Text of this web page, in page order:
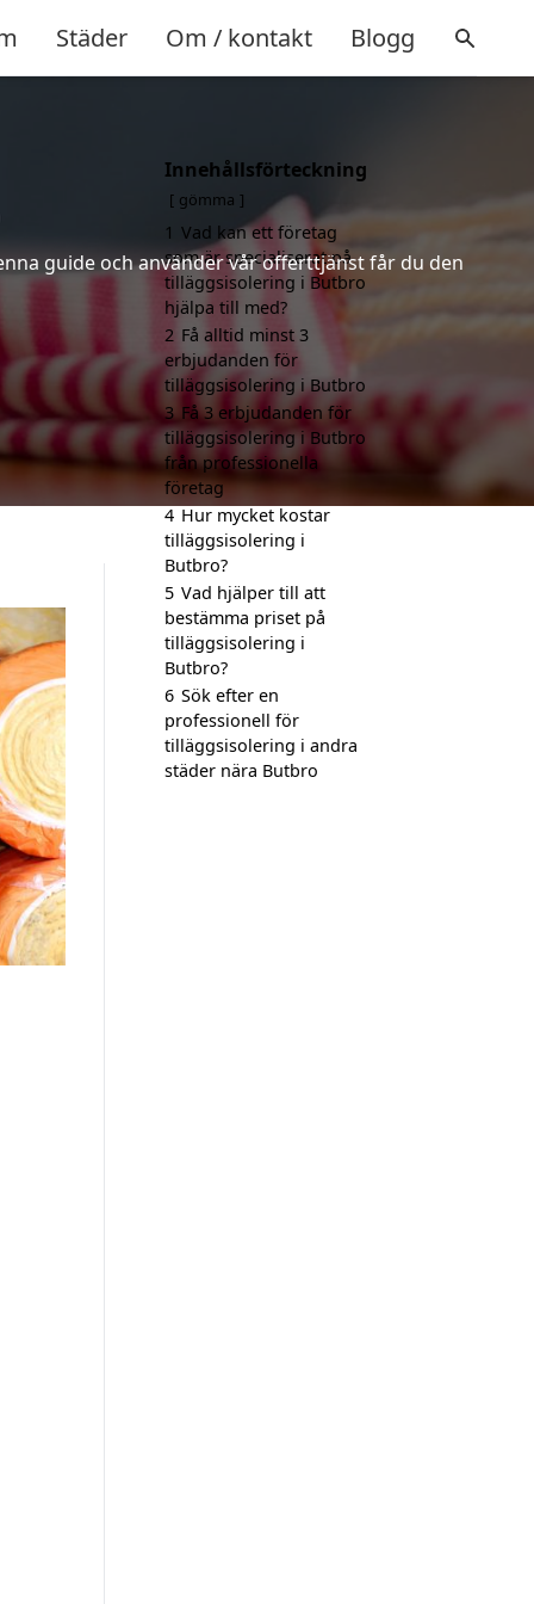
Städer Om / kontakt Blogg
guide och använder vår offerttjänst får du den
Innehållsförteckning
gömma
1 Vad kan ett företag
som är specialiserat på
tilläggsisolering i Butbro
hjälpa till med?
2 Få alltid minst 3
erbjudanden för
tilläggsisolering i Butbro
3 Få 3 erbjudanden för
tilläggsisolering i Butbro
från professionella
företag
4 Hur mycket kostar
tilläggsisolering i
Butbro?
5 Vad hjälper till att
bestämma priset på
tilläggsisolering i
Butbro?
6 Sök efter en
professionell för
tilläggsisolering i andra
städer nära Butbro